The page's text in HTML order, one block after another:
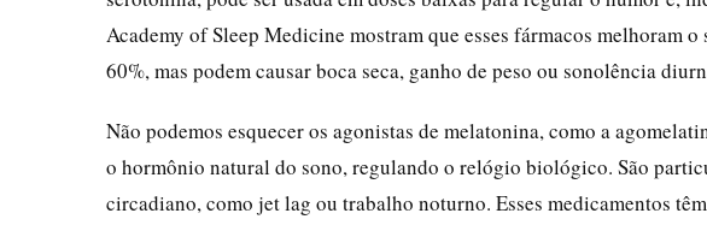
Academy of Sleep Medicine mostram que esses fármacos melhoram o
60%, mas podem causar boca seca, ganho de peso ou sonolência
Não podemos esquecer os agonistas de melatonina, como a
o hormônio natural do sono, regulando o relógio biológico. São
circadiano, como jet lag ou trabalho noturno. Esses medicamentos